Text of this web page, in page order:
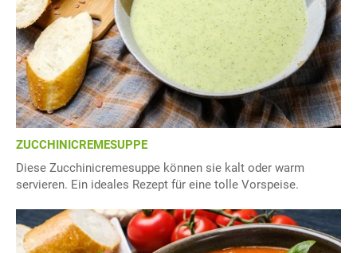
ZUCCHINICREMESUPPE
Diese Zucchinicremesuppe können sie kalt oder warm
servieren. Ein ideales Rezept für eine tolle Vorspeise.